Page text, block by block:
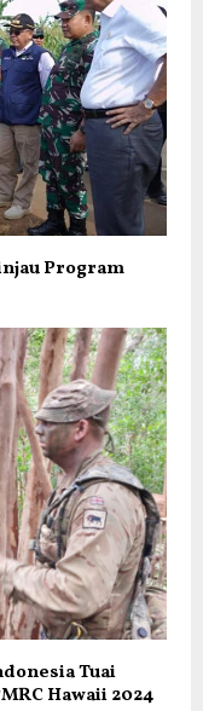
Program
Tuai
Hawaii 2024